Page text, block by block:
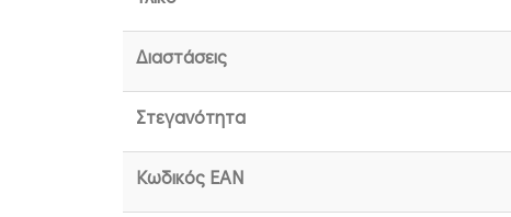
Διαστάσεις
Στεγανότητα
Κωδικός EAN